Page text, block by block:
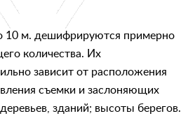
10 м. дешифрируются примерно
количества. Их
зависит от расположения
съемки и заслоняющих
зданий; высоты берегов.